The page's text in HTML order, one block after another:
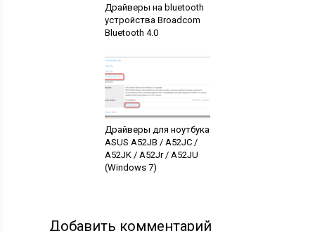
Драйверы на bluetooth
устройства Broadcom
Bluetooth 4.0
Драйверы для ноутбука
ASUS A52JB / A52JC /
A52JK / A52Jr / A52JU
(Windows 7)
Добавить комментарий